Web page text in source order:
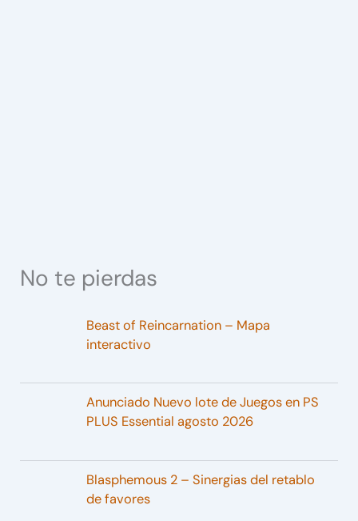
No te pierdas
Beast of Reincarnation – Mapa
interactivo
Anunciado Nuevo lote de Juegos en PS
PLUS Essential agosto 2026
Blasphemous 2 – Sinergias del retablo
de favores